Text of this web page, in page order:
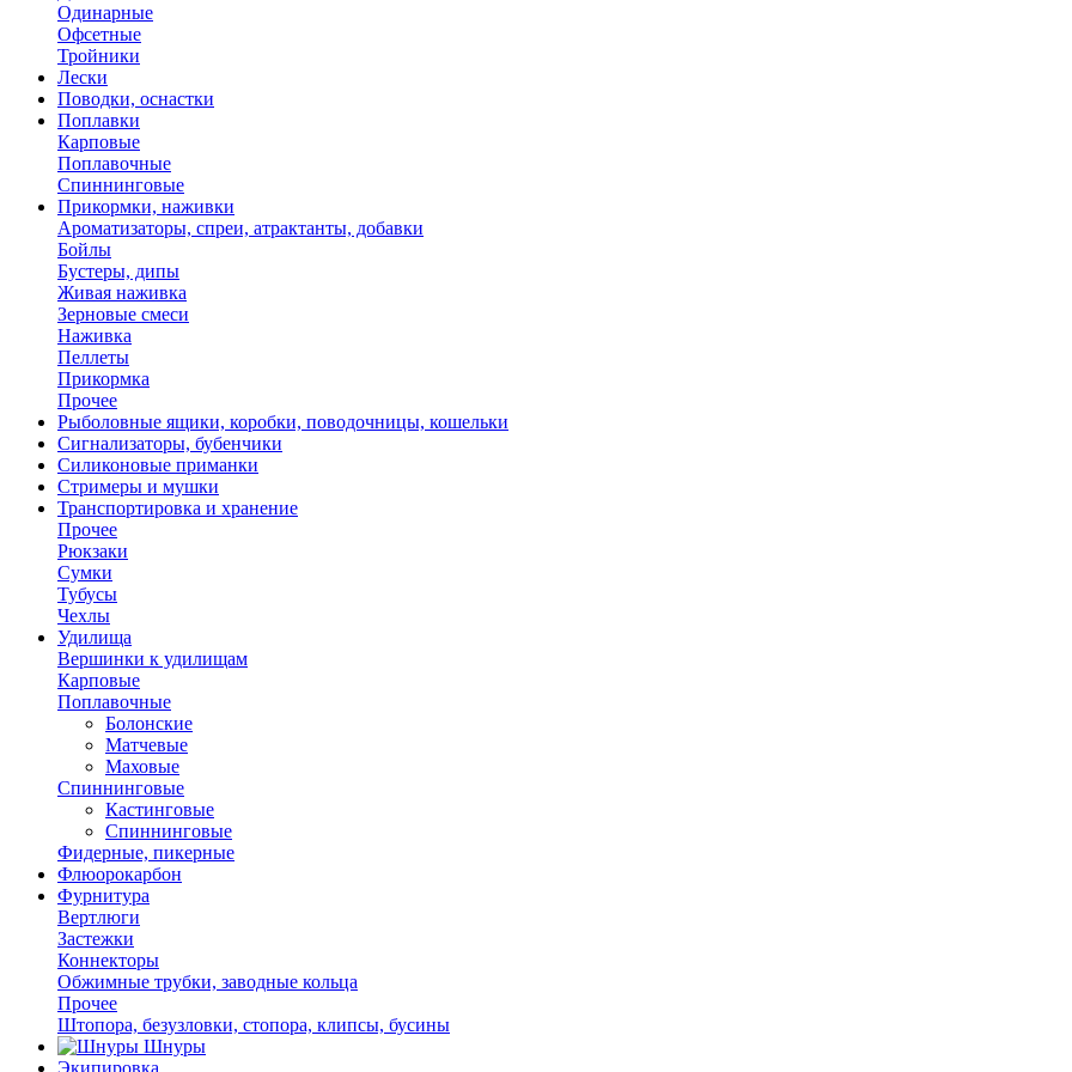
Одинарные
Офсетные
Тройники
Лески
Поводки, оснастки
Поплавки
Карповые
Поплавочные
Спиннинговые
Прикормки, наживки
Ароматизаторы, спреи, атрактанты, добавки
Бойлы
Бустеры, дипы
Живая наживка
Зерновые смеси
Наживка
Пеллеты
Прикормка
Прочее
Рыболовные ящики, коробки, поводочницы, кошельки
Сигнализаторы, бубенчики
Силиконовые приманки
Стримеры и мушки
Транспортировка и хранение
Прочее
Рюкзаки
Сумки
Тубусы
Чехлы
Удилища
Вершинки к удилищам
Карповые
Поплавочные
Болонские
Матчевые
Маховые
Спиннинговые
Кастинговые
Спиннинговые
Фидерные, пикерные
Флюорокарбон
Фурнитура
Вертлюги
Застежки
Коннекторы
Обжимные трубки, заводные кольца
Прочее
Штопора, безузловки, стопора, клипсы, бусины
Шнуры
Экипировка